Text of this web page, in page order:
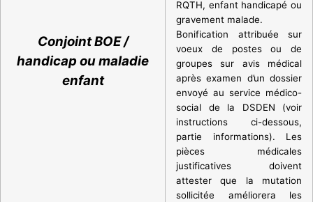
Conjoint BOE /
handicap ou maladie
enfant
RQTH, enfant handicapé ou
gravement malade.
Bonification attribuée sur
voeux de postes ou de
groupes sur avis médical
après examen d’un dossier
envoyé au service médico-
social de la DSDEN (voir
instructions ci-dessous,
partie informations). Les
pièces médicales
justificatives doivent
attester que la mutation
sollicitée améliorera les